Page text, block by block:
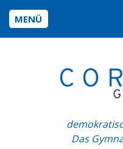
MENÜ
Das